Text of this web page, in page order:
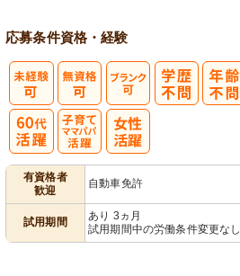
応募条件資格・経験
有資格者
歓迎
自動車免許
試用期間
あり 3ヵ月
試用期間中の労働条件変更なし